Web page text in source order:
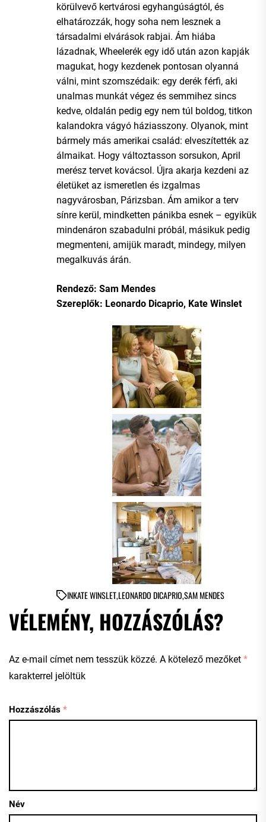
körülvevő kertvárosi egyhangúságtól, és
elhatározzák, hogy soha nem lesznek a
társadalmi elvárások rabjai. Ám hiába
lázadnak, Wheelerék egy idő után azon kapják
magukat, hogy kezdenek pontosan olyanná
válni, mint szomszédaik: egy derék férfi, aki
unalmas munkát végez és semmihez sincs
kedve, oldalán pedig egy nem túl boldog, titkon
kalandokra vágyó háziasszony. Olyanok, mint
bármely más amerikai család: elveszítették az
álmaikat. Hogy változtasson sorsukon, April
merész tervet kovácsol. Újra akarja kezdeni az
életüket az ismeretlen és izgalmas
nagyvárosban, Párizsban. Ám amikor a terv
sínre kerül, mindketten pánikba esnek – egyikük
mindenáron szabadulni próbál, másikuk pedig
megmenteni, amijük maradt, mindegy, milyen
megalkuvás árán.
Rendező: Sam Mendes
Szereplők: Leonardo Dicaprio, Kate Winslet
INKATE WINSLET,LEONARDO DICAPRIO,SAM MENDES
VÉLEMÉNY, HOZZÁSZÓLÁS?
Az e-mail címet nem tesszük közzé. A kötelező mezőket *
karakterrel jelöltük
Hozzászólás *
Név